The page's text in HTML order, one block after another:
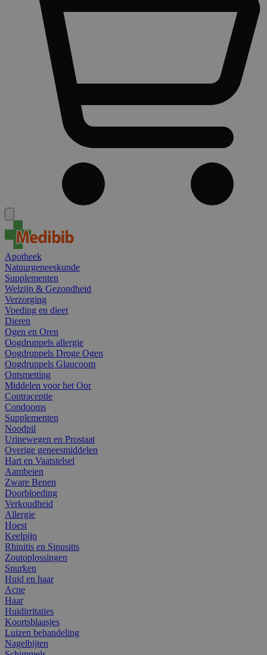
Apotheek
Natuurgeneeskunde
Supplementen
Welzijn & Gezondheid
Verzorging
Voeding en dieet
Dieren
Ogen en Oren
Oogdruppels allergie
Oogdruppels Droge Ogen
Oogdruppels Glaucoom
Ontsmetting
Middelen voor het Oor
Contraceptie
Condooms
Supplementen
Noodpil
Urinewegen en Prostaat
Overige geneesmiddelen
Hart en Vaatstelsel
Aambeien
Zware Benen
Doorbloeding
Verkoudheid
Allergie
Hoest
Keelpijn
Rhinitis en Sinusitis
Zoutoplossingen
Snurken
Huid en haar
Acne
Haar
Huidirritaties
Koortsblaasjes
Luizen behandeling
Nagelbijten